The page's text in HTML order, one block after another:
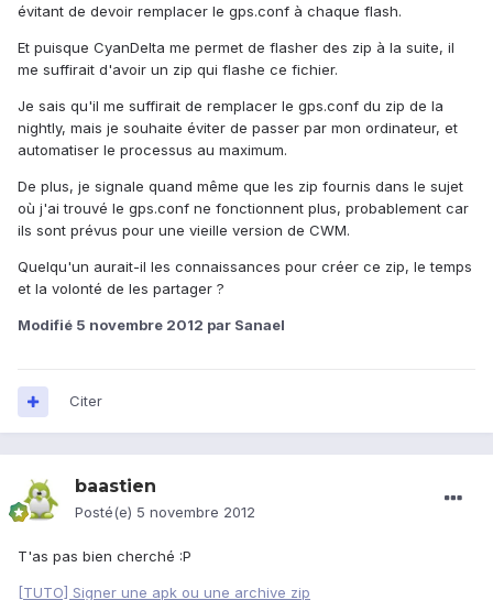
évitant de devoir remplacer le gps.conf à chaque flash.
Et puisque CyanDelta me permet de flasher des zip à la suite, il
me suffirait d'avoir un zip qui flashe ce fichier.
Je sais qu'il me suffirait de remplacer le gps.conf du zip de la
nightly, mais je souhaite éviter de passer par mon ordinateur, et
automatiser le processus au maximum.
De plus, je signale quand même que les zip fournis dans le sujet
où j'ai trouvé le gps.conf ne fonctionnent plus, probablement car
ils sont prévus pour une vieille version de CWM.
Quelqu'un aurait-il les connaissances pour créer ce zip, le temps
et la volonté de les partager ?
Modifié 5 novembre 2012 par Sanael
Citer
baastien
Posté(e) 5 novembre 2012
T'as pas bien cherché :P
[TUTO] Signer une apk ou une archive zip